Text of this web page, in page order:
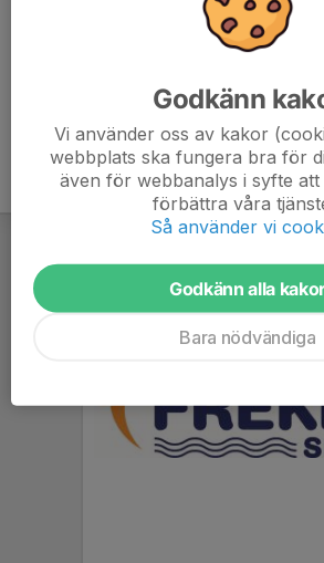
Godkänn
Vi använder oss av kakor
webbplats ska fungera bra för
även för webbanalys i syfte att
förbättra våra
Så använder vi
Godkänn alla
Bara nödvändiga